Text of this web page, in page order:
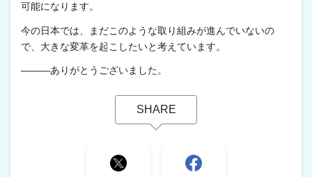
可能になります。
今の日本では、まだこのような取り組みが進んでいないの
で、大きな変革を起こしたいと考えています。
―――ありがとうございました。